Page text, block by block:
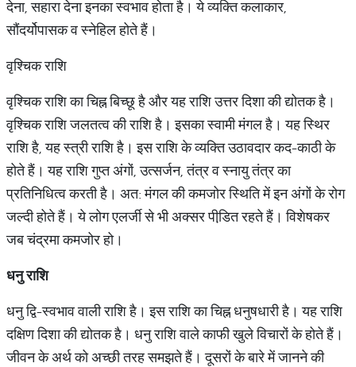
देना, सहारा देना इनका स्वभाव होता है। ये व्यक्ति कलाकार,
सौंदर्योपासक व स्नेहिल होते हैं।
वृश्चिक राशि
वृश्चिक राशि का चिह्न बिच्छू है और यह राशि उत्तर दिशा की द्योतक है।
वृश्चिक राशि जलतत्व की राशि है। इसका स्वामी मंगल है। यह स्थिर
राशि है, यह स्त्री राशि है। इस राशि के व्यक्ति उठावदार कद-काठी के
होते हैं। यह राशि गुप्त अंगों, उत्सर्जन, तंत्र व स्नायु तंत्र का
प्रतिनिधित्व करती है। अत: मंगल की कमजोर स्थिति में इन अंगों के रोग
जल्दी होते हैं। ये लोग एलर्जी से भी अक्सर पीडि़त रहते हैं। विशेषकर
जब चंद्रमा कमजोर हो।
धनुराशि
धनु द्वि-स्वभाव वाली राशि है। इस राशि का चिह्न धनुषधारी है। यह राशि
दक्षिण दिशा की द्योतक है। धनु राशि वाले काफी खुले विचारों के होते हैं।
जीवन के अर्थ को अच्छी तरह समझते हैं। दूसरों के बारे में जानने की